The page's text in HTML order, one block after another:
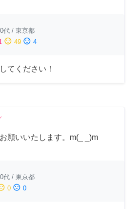
代 / 東京都
sentiment_neutral 49 sentiment_dissatisfied 4
てください！
願いいたします。m(_ _)m
代 / 東京都
0 sentiment_dissatisfied 0